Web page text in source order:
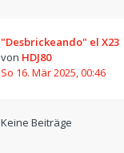
"Desbrickeando" el X23
von HDJ80
So 16. Mär 2025, 00:46
Keine Beiträge